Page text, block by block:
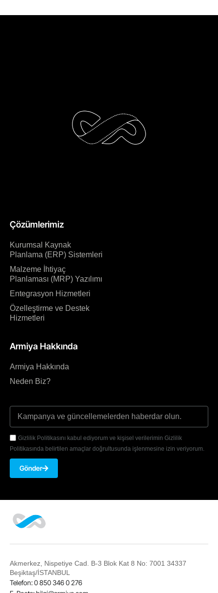
Çözümlerimiz
Kurumsal Kaynak
Planlama (ERP) Sistemleri
Malzeme İhtiyaç
Planlaması (MRP) Yazılımı
Entegrasyon Hizmetleri
Özelleştirme ve Destek
Hizmetleri
Armiya Hakkında
Armiya Hakkında
Neden Biz?
Gizlilik Politikasını kabul ediyorum ve kişisel verilerimin Gizlilik
Politikasında belirtilen amaçlar doğrultusunda işlenmesine izin veriyorum.
Gönder
Akmerkez, Nispetiye Cad. B-3 Blok Kat 8 No: 7001 34337
Beşiktaş/İSTANBUL
Telefon: 0 850 346 0 276